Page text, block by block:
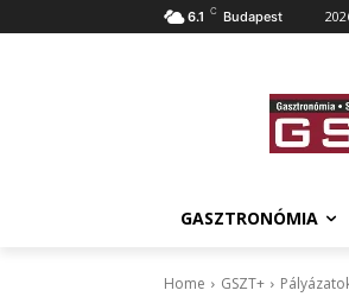
6.1 C Budapest
GASZTRONÓMIA
Home GSZT+